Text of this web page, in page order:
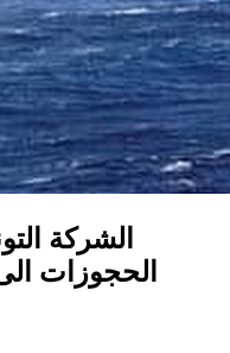
الشركة
الحجوزات الى أكثر